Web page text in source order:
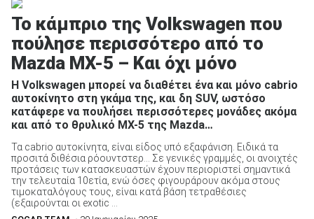
Το κάμπριο της Volkswagen που
πούλησε περισσότερο από το
Mazda MX-5 – Και όχι μόνο
Η Volkswagen μπορεί να διαθέτει ένα και μόνο cabrio
αυτοκίνητο στη γκάμα της, και δη SUV, ωστόσο
κατάφερε να πουλήσει περισσότερες μονάδες ακόμα
και από το θρυλικό MX-5 της Mazda…
Τα cabrio αυτοκίνητα, είναι είδος υπό εξαφάνιση. Ειδικά τα
προσιτά διθέσια ρόουντστερ… Σε γενικές γραμμές, οι ανοιχτές
προτάσεις των κατασκευαστών έχουν περιοριστεί σημαντικά
την τελευταία 10ετία, ενώ όσες φιγουράρουν ακόμα στους
τιμοκαταλόγους τους, είναι κατά βάση τετραθέσιες
(εξαιρούνται οι exotic ...